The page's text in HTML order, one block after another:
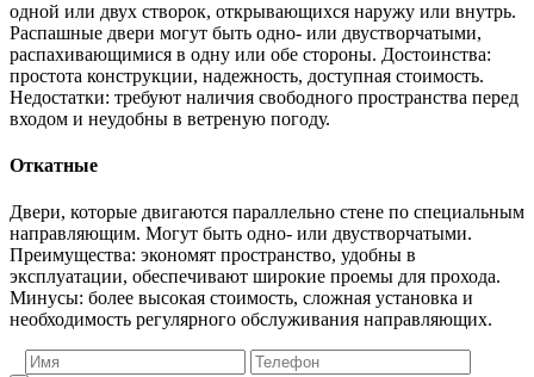
одной или двух створок, открывающихся наружу или внутрь.
Распашные двери могут быть одно- или двустворчатыми,
распахивающимися в одну или обе стороны. Достоинства:
простота конструкции, надежность, доступная стоимость.
Недостатки: требуют наличия свободного пространства перед
входом и неудобны в ветреную погоду.
Откатные
Двери, которые двигаются параллельно стене по специальным
направляющим. Могут быть одно- или двустворчатыми.
Преимущества: экономят пространство, удобны в
эксплуатации, обеспечивают широкие проемы для прохода.
Минусы: более высокая стоимость, сложная установка и
необходимость регулярного обслуживания направляющих.